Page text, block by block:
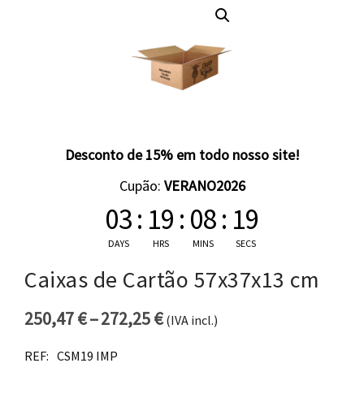
Desconto de 15% em todo nosso site!
Cupão: VERANO2026
03
DAYS
: 19
HRS
: 08
MINS
: 18
SECS
Caixas de Cartão 57x37x13 cm
250,47€–272,25€
Price range: 250,47 €
(IVA incl.)
REF: CSM19 IMP